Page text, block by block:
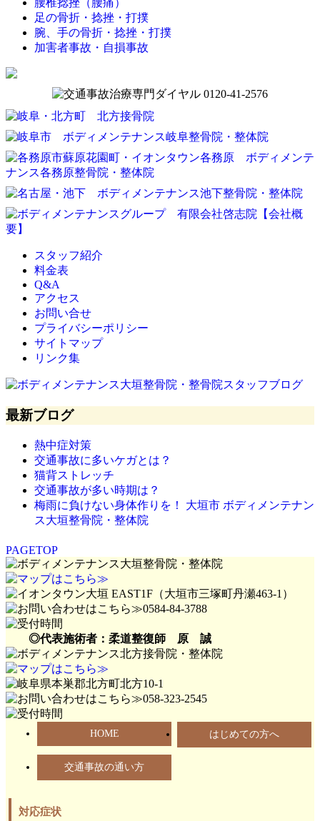
腰椎捻挫（腰痛）
足の骨折・捻挫・打撲
腕、手の骨折・捻挫・打撲
加害者事故・自損事故
スタッフ紹介
料金表
Q&A
アクセス
お問い合せ
プライバシーポリシー
サイトマップ
リンク集
最新ブログ
熱中症対策
交通事故に多いケガとは？
猫背ストレッチ
交通事故が多い時期は？
梅雨に負けない身体作りを！ 大垣市 ボディメンテナン
ス大垣整骨院・整体院
PAGETOP
◎代表施術者：柔道整復師 原 誠
HOME はじめての方へ
交通事故の通い方
対応症状